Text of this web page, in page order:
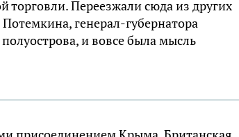
Переезжали сюда из других
генерал-губернатора
и вовсе была мысль